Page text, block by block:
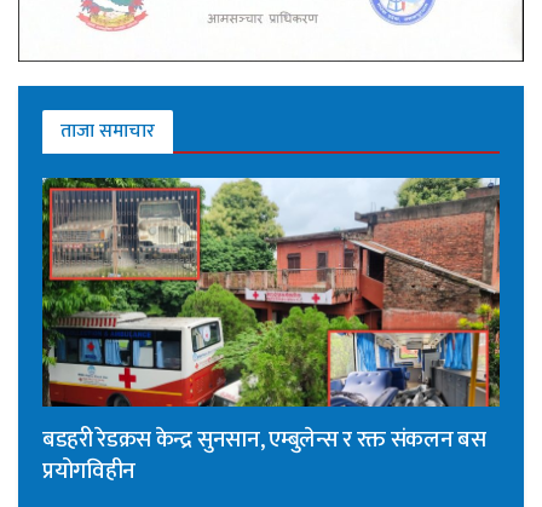
ताजा समाचार
बडहरी रेडक्रस केन्द्र सुनसान, एम्बुलेन्स र रक्त संकलन बस
प्रयोगविहीन